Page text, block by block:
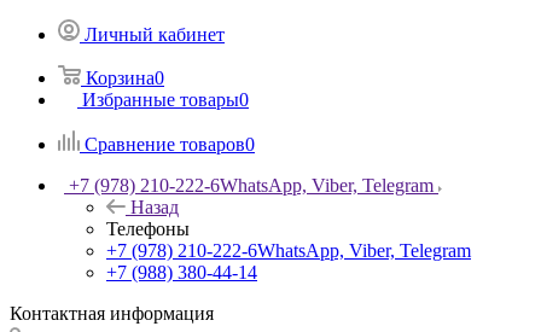
Личный кабинет
Корзина0
Избранные товары0
Сравнение товаров0
+7 (978) 210-222-6WhatsApp, Viber, Telegram
Назад
Телефоны
+7 (978) 210-222-6WhatsApp, Viber, Telegram
+7 (988) 380-44-14
Контактная информация